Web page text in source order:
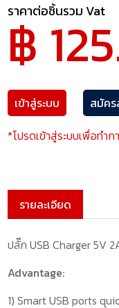
ราคาต่อชิ้นรวม Vat
฿
เข้าสู่ระบบ
สมัค
*โปรดเข้าสู่ระบบเพื่อทำ
รายละเอียด
ปลั๊ก USB Charger 5V
Advantage:
1) Smart USB ports